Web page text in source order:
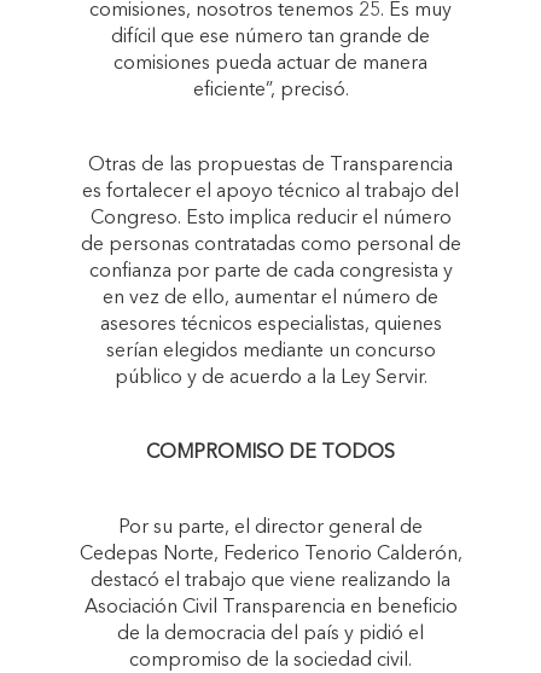
comisiones, nosotros tenemos 25. Es muy
difícil que ese número tan grande de
comisiones pueda actuar de manera
eficiente”, precisó.
Otras de las propuestas de Transparencia
es fortalecer el apoyo técnico al trabajo del
Congreso. Esto implica reducir el número
de personas contratadas como personal de
confianza por parte de cada congresista y
en vez de ello, aumentar el número de
asesores técnicos especialistas, quienes
serían elegidos mediante un concurso
público y de acuerdo a la Ley Servir.
COMPROMISO DE TODOS
Por su parte, el director general de
Cedepas Norte, Federico Tenorio Calderón,
destacó el trabajo que viene realizando la
Asociación Civil Transparencia en beneficio
de la democracia del país y pidió el
compromiso de la sociedad civil.